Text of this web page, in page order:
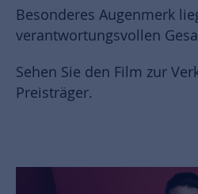
Besonderes Augenmerk
verantwortungsvollen
Sehen Sie den Film zur
Preisträger.